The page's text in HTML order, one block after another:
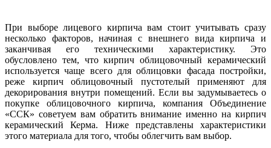
При выборе лицевого кирпича вам стоит учитывать сразу
несколько факторов, начиная с внешнего вида кирпича и
заканчивая его техническими характеристику. Это
обусловлено тем, что кирпич облицовочный керамический
используется чаще всего для облицовки фасада постройки,
реже кирпич облицовочный пустотелый применяют для
декорирования внутри помещений. Если вы задумываетесь о
покупке облицовочного кирпича, компания Объединение
«ССК» советуем вам обратить внимание именно на кирпич
керамический Керма. Ниже представлены характеристики
этого материала для того, чтобы облегчить вам выбор.